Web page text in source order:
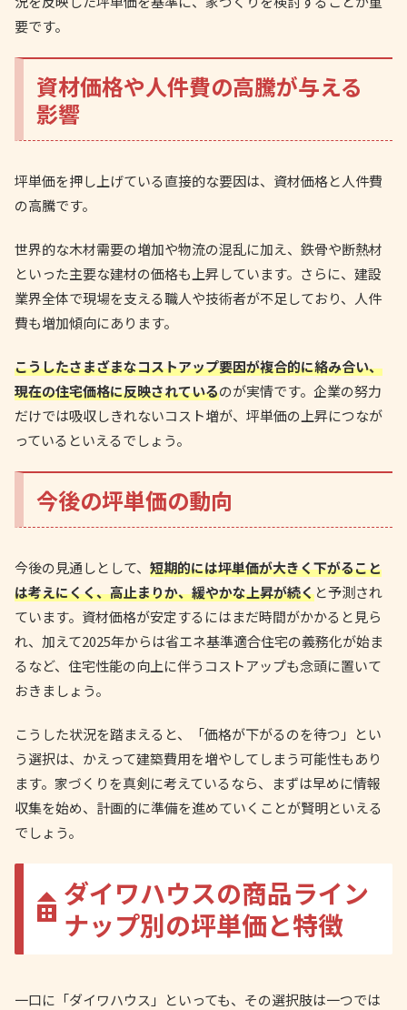
要です。
資材価格や人件費の高騰が与える
影響
坪単価を押し上げている直接的な要因は、資材価格と人件費
の高騰です。
世界的な木材需要の増加や物流の混乱に加え、鉄骨や断熱材
といった主要な建材の価格も上昇しています。さらに、建設
業界全体で現場を支える職人や技術者が不足しており、人件
費も増加傾向にあります。
こうしたさまざまなコストアップ要因が複合的に絡み合い、
現在の住宅価格に反映されているのが実情です。企業の努力
だけでは吸収しきれないコスト増が、坪単価の上昇につなが
っているといえるでしょう。
今後の坪単価の動向
今後の見通しとして、 短期的には坪単価が大きく下がること
は考えにくく、高止まりか、緩やかな上昇が続くと予測され
ています。資材価格が安定するにはまだ時間がかかると見ら
れ、加えて2025年からは省エネ基準適合住宅の義務化が始ま
るなど、住宅性能の向上に伴うコストアップも念頭に置いて
おきましょう。
こうした状況を踏まえると、「価格が下がるのを待つ」とい
う選択は、かえって建築費用を増やしてしまう可能性もあり
ます。家づくりを真剣に考えているなら、まずは早めに情報
収集を始め、計画的に準備を進めていくことが賢明といえる
でしょう。
ダイワハウスの商品ライン
ナップ別の坪単価と特徴
一口に「ダイワハウス」といっても、その選択肢は一つでは